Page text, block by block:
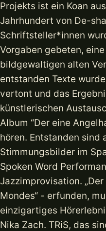
Projekts ist ein Koan
Jahrhundert von De-
Schriftsteller*innen
Vorgaben gebeten,
bildgewaltigen alten
entstanden Texte
vertont und das
künstlerischen
Album “Der eine
hören. Entstanden sind
Stimmungsbilder im
Spoken Word
Jazzimprovisation.
Mondes“ - erfunden,
einzigartiges
Nika Zach. TRiS, das